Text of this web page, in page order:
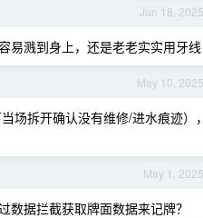
Jun 18, 2025
易溅到身上，还是老老实实用牙线
May 10, 2025
场拆开确认没有维修/进水痕迹），
May 1, 2025
据拦截获取牌面数据来记牌？